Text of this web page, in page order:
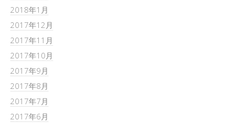
2018年1月
2017年12月
2017年11月
2017年10月
2017年9月
2017年8月
2017年7月
2017年6月